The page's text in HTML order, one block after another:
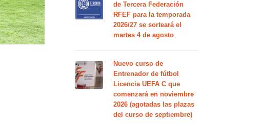
de Tercera Federación
RFEF para la temporada
2026/27 se sorteará el
martes 4 de agosto
Nuevo curso de
Entrenador de fútbol
Licencia UEFA C que
comenzará en noviembre
2026 (agotadas las plazas
del curso de septiembre)